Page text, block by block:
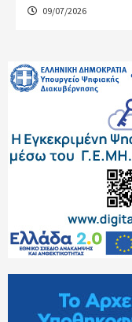
09/07/2026